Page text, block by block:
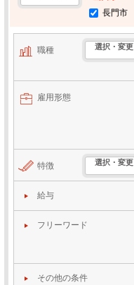
長門市
職種 選択・変更
雇用形態
特徴 選択・変更
給与
フリーワード
その他の条件